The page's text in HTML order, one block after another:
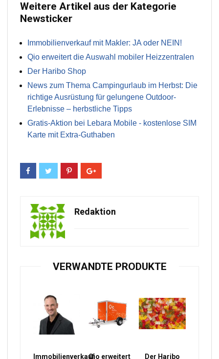
Weitere Artikel aus der Kategorie
Newsticker
Immobilienverkauf mit Makler: JA oder NEIN!
Qio erweitert die Auswahl mobiler Heizzentralen
Der Haribo Shop
News zum Thema Campingurlaub im Herbst: Die
richtige Ausrüstung für gelungene Outdoor-
Erlebnisse – herbstliche Tipps
Gratis-Aktion bei Lebara Mobile - kostenlose SIM
Karte mit Extra-Guthaben
Redaktion
VERWANDTE PRODUKTE
ImmobilienverkaufQio erweitert Der Haribo